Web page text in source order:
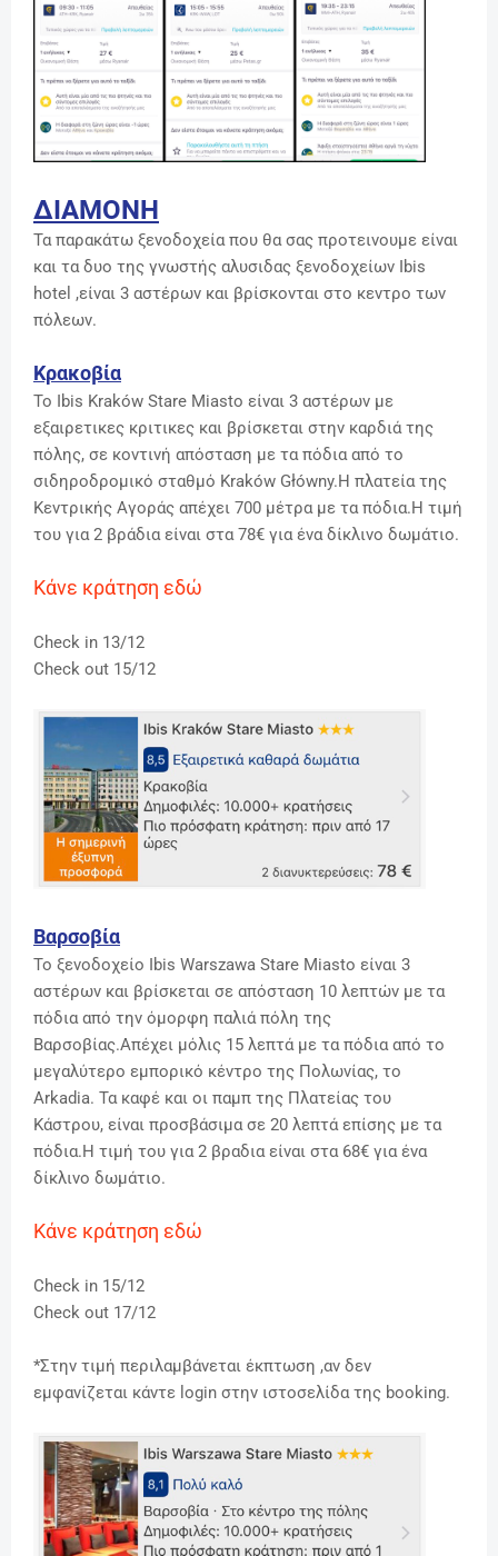
ΔΙΑΜΟΝΗ
Τα παρακάτω ξενοδοχεία που θα σας προτεινουμε είναι
και τα δυο της γνωστής αλυσιδας ξενοδοχείων Ibis
hotel ,είναι 3 αστέρων και βρίσκονται στο κεντρο των
πόλεων.
Κρακοβία
Το Ibis Kraków Stare Miasto είναι 3 αστέρων με
εξαιρετικες κριτικες και βρίσκεται στην καρδιά της
πόλης, σε κοντινή απόσταση με τα πόδια από το
σιδηροδρομικό σταθμό Kraków Główny.Η πλατεία της
Κεντρικής Αγοράς απέχει 700 μέτρα με τα πόδια.Η τιμή
του για 2 βράδια είναι στα 78€ για ένα δίκλινο δωμάτιο.
Κάνε κράτηση εδώ
Check in 13/12
Check out 15/12
Βαρσοβία
Το ξενοδοχείο Ibis Warszawa Stare Miasto είναι 3
αστέρων και βρίσκεται σε απόσταση 10 λεπτών με τα
πόδια από την όμορφη παλιά πόλη της
Βαρσοβίας.Απέχει μόλις 15 λεπτά με τα πόδια από το
μεγαλύτερο εμπορικό κέντρο της Πολωνίας, το
Arkadia. Τα καφέ και οι παμπ της Πλατείας του
Κάστρου, είναι προσβάσιμα σε 20 λεπτά επίσης με τα
πόδια.Η τιμή του για 2 βραδια είναι στα 68€ για ένα
δίκλινο δωμάτιο.
Κάνε κράτηση εδώ
Check in 15/12
Check out 17/12
*Στην τιμή περιλαμβάνεται έκπτωση ,αν δεν
εμφανίζεται κάντε login στην ιστοσελίδα της booking.